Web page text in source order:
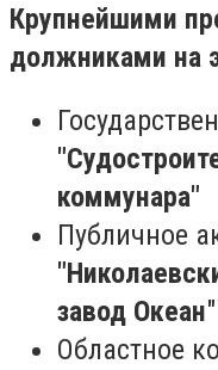
Крупнейшими
должниками на
коммунара"
Публичное
завод Океан"
Областное